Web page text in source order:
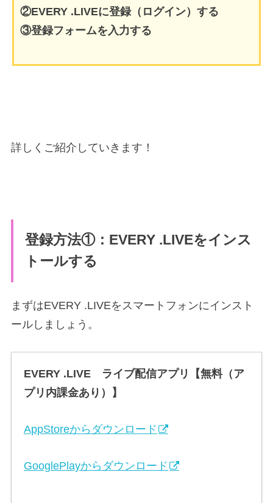
②EVERY .LIVEに登録（ログイン）する
③登録フォームを入力する
詳しくご紹介していきます！
登録方法①：EVERY .LIVEをインス
トールする
まずはEVERY .LIVEをスマートフォンにインスト
ールしましょう。
EVERY .LIVE ライブ配信アプリ【無料（ア
プリ内課金あり）】
AppStoreからダウンロード
GooglePlayからダウンロード